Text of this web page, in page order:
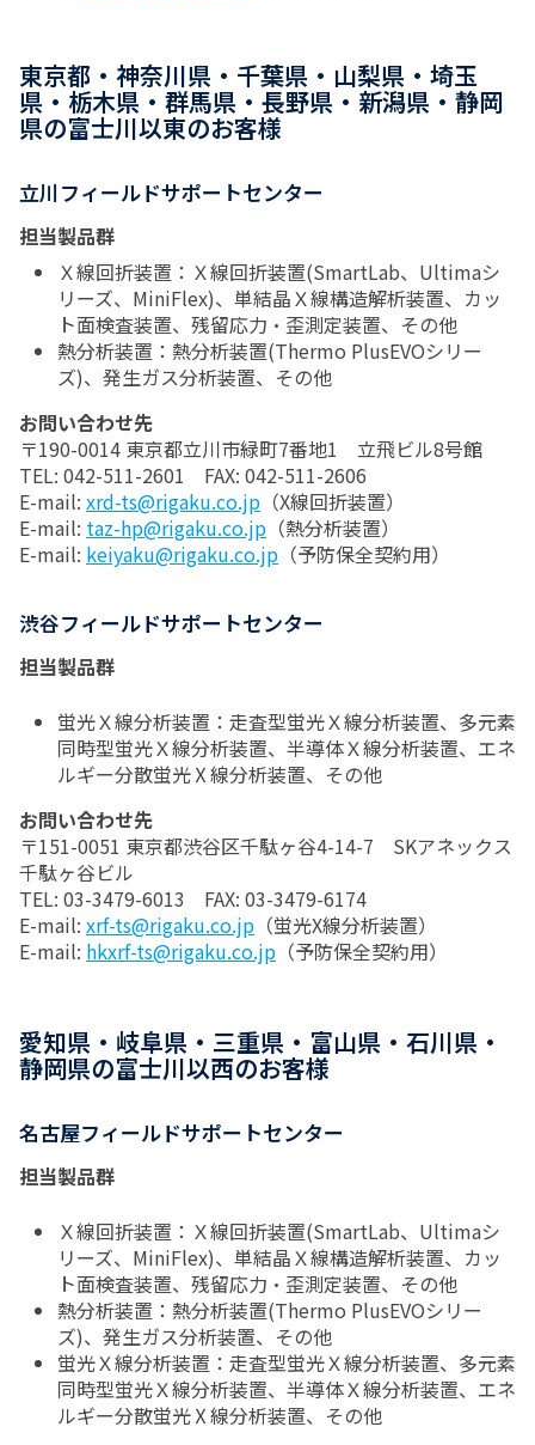
東京都・神奈川県・千葉県・山梨県・埼玉
県・栃木県・群馬県・長野県・新潟県・静岡
県の富士川以東のお客様
立川フィールドサポートセンター
担当製品群
Ｘ線回折装置：Ｘ線回折装置(SmartLab、Ultimaシ
リーズ、MiniFlex)、単結晶Ｘ線構造解析装置、カッ
ト面検査装置、残留応力・歪測定装置、その他
熱分析装置：熱分析装置(Thermo PlusEVOシリー
ズ)、発生ガス分析装置、その他
お問い合わせ先
〒190-0014 東京都立川市緑町7番地1 立飛ビル8号館
TEL: 042-511-2601 FAX: 042-511-2606
E-mail: xrd-ts@rigaku.co.jp （X線回折装置）
E-mail: taz-hp@rigaku.co.jp （熱分析装置）
E-mail: keiyaku@rigaku.co.jp （予防保全契約用）
渋谷フィールドサポートセンター
担当製品群
蛍光Ｘ線分析装置：走査型蛍光Ｘ線分析装置、多元素
同時型蛍光Ｘ線分析装置、半導体Ｘ線分析装置、エネ
ルギー分散蛍光Ⅹ線分析装置、その他
お問い合わせ先
〒151-0051 東京都渋谷区千駄ヶ谷4-14-7 SKアネックス
千駄ヶ谷ビル
TEL: 03-3479-6013 FAX: 03-3479-6174
E-mail: xrf-ts@rigaku.co.jp （蛍光X線分析装置）
E-mail: hkxrf-ts@rigaku.co.jp （予防保全契約用）
愛知県・岐阜県・三重県・富山県・石川県・
静岡県の富士川以西のお客様
名古屋フィールドサポートセンター
担当製品群
Ｘ線回折装置：Ｘ線回折装置(SmartLab、Ultimaシ
リーズ、MiniFlex)、単結晶Ｘ線構造解析装置、カッ
ト面検査装置、残留応力・歪測定装置、その他
熱分析装置：熱分析装置(Thermo PlusEVOシリー
ズ)、発生ガス分析装置、その他
蛍光Ｘ線分析装置：走査型蛍光Ｘ線分析装置、多元素
同時型蛍光Ｘ線分析装置、半導体Ｘ線分析装置、エネ
ルギー分散蛍光Ⅹ線分析装置、その他